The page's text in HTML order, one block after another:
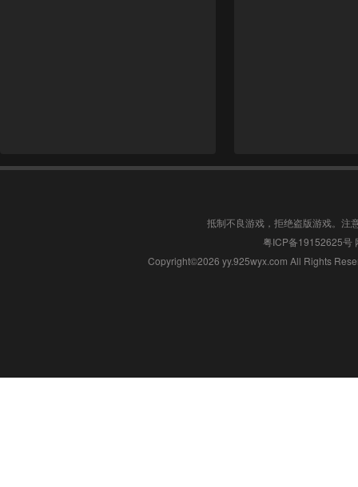
抵制不良游戏，拒绝盗版游戏。注
粤ICP备19152625号
Copyright©2026 yy.925wyx.com All Rights